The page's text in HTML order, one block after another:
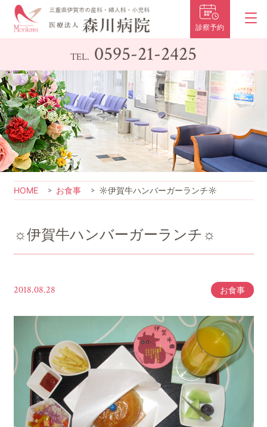
診察予約
TEL. 0595-21-2425
HOME お食事 ☼伊賀牛ハンバーガーランチ☼
☼伊賀牛ハンバーガーランチ☼
2018.08.28 お食事